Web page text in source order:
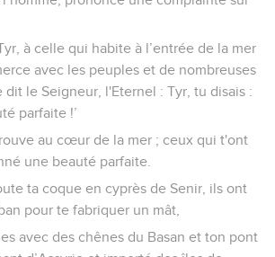
à celle qui habite à l’entrée de la mer
avec les peuples et de nombreuses
dit le Seigneur, l'Eternel : Tyr, tu disais :
parfaite !’
au cœur de la mer ; ceux qui t'ont
une beauté parfaite.
ta coque en cyprès de Senir, ils ont
pour te fabriquer un mât,
avec des chênes du Basan et ton pont